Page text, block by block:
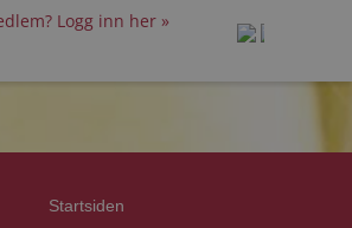
Logg inn her »
Startsiden